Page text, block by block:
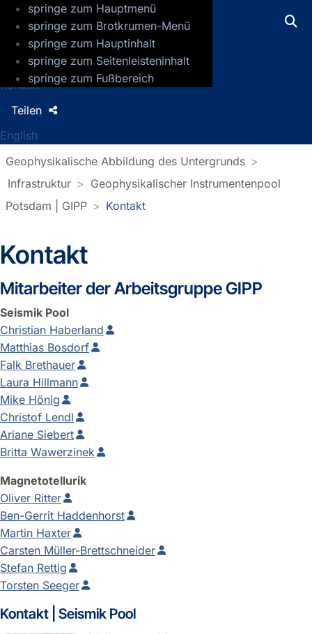
springe zum Hauptmenü
springe zum Brotkrumen-Menü
springe zum Hauptinhalt
springe zum Seitenleisteninhalt
springe zum Fußbereich
GFZ Helmholtz-Zentrum für
Presse
Jobs
Kontakt
English
Teilen
Geophysikalische Abbildung des Untergrunds
Infrastruktur
Geophysikalischer Instrumentenpool
Potsdam | GIPP
Kontakt
Kontakt
Mitarbeiter der Arbeitsgruppe GIPP
Seismik Pool
Christian Haberland
Matthias Bosdorf
Falk Brethauer
Laura Hillmann
Mike Hönig
Christof Lendl
Ariane Siebert
Britta Wawerzinek
Magnetotellurik
Oliver Ritter
Ben-Gerrit Haddenhorst
Martin Haxter
Carsten Müller-Brettschneider
Stefan Rettig
Torsten Seeger
Kontakt | Seismik Pool